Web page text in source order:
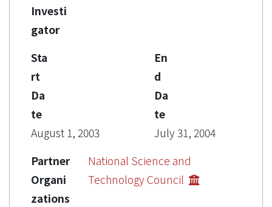
Investi
gator
Sta
rt
Da
te
August 1, 2003
En
d
Da
te
July 31, 2004
Partner
Organi
zations
National Science and
Technology Council